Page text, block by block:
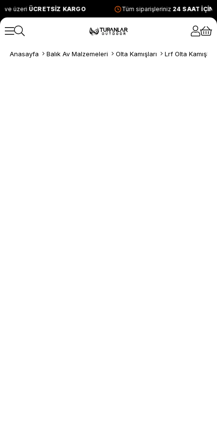
ve üzeriÜCRETSİZ KARGO Tüm siparişleriniz24 SAAT
Anasayfa Balık Av Malzemeleri Olta Kamışları Lrf Olta Kamışları